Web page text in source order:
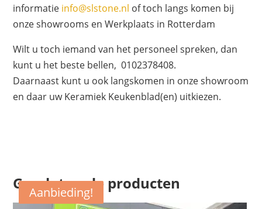
informatie info@slstone.nl of toch langs komen bij
onze showrooms en Werkplaats in Rotterdam
Wilt u toch iemand van het personeel spreken, dan
kunt u het beste bellen, 0102378408.
Daarnaast kunt u ook langskomen in onze showroom
en daar uw Keramiek Keukenblad(en) uitkiezen.
Gerelateerde producten
Aanbieding!
Aanbieding!
Aanbieding!